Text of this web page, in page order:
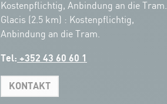
Kostenpflichtig, Anbindung an die Tram.
Glacis (2.5 km) : Kostenpflichtig,
Anbindung an die Tram.
Tel: +352 43 60 60 1
KONTAKT